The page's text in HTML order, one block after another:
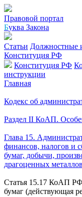
Правовой портал
Буква Закона
Статьи Должностные
Конституция РФ
Конституция РФ
инструкции
Главная
Кодекс об
Раздел II КоАП.
Глава 15.
финансов, налогов и
бумаг, добычи,
драгоценных
Статья 15.17 КоАП
бумаг (действующая